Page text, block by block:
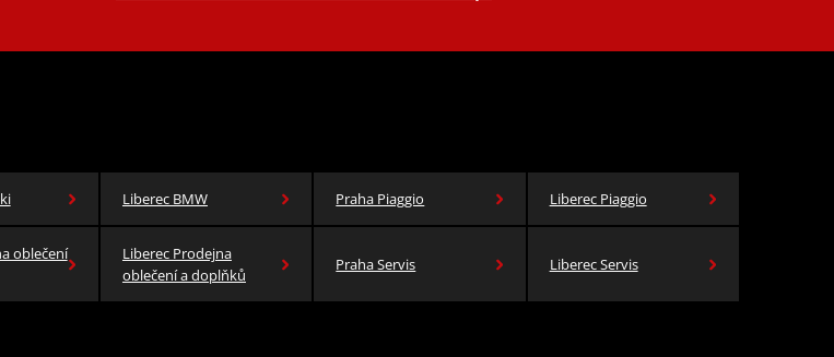
Liberec BMW Praha Piaggio Liberec Piaggio
oblečení
Liberec Prodejna
oblečení a doplňků
Praha Servis Liberec Servis